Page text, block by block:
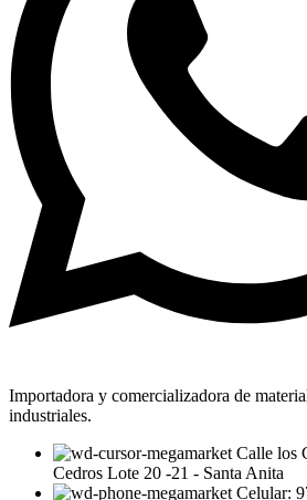
Importadora y comercializadora de
industriales.
Calle los
Cedros Lote 20 -21 - Santa Anita
Celular: